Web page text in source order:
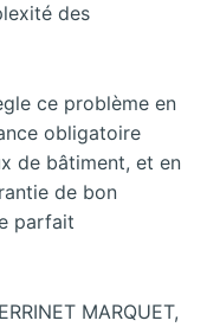
des
ce problème en
obligatoire
de bâtiment, et en
de bon
parfait
MARQUET,